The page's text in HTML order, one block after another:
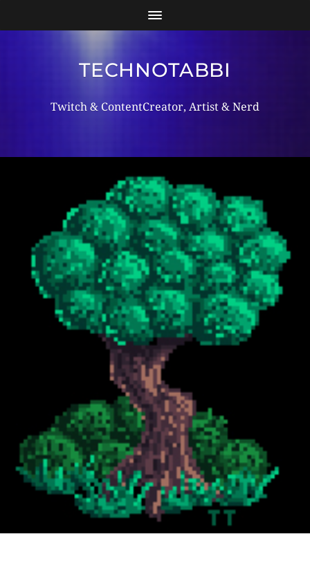
TECHNOTABBI
Twitch & ContentCreator, Artist & Nerd